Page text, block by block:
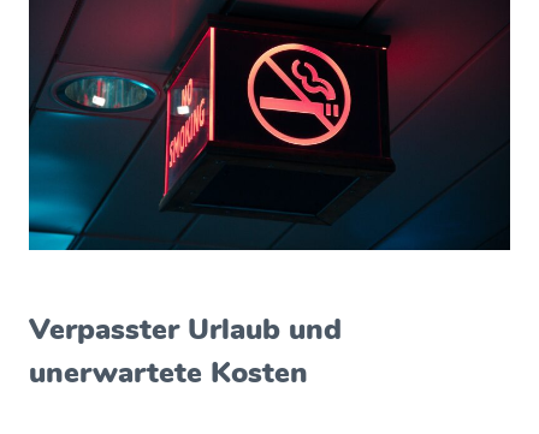
Verpasster Urlaub und
unerwartete Kosten